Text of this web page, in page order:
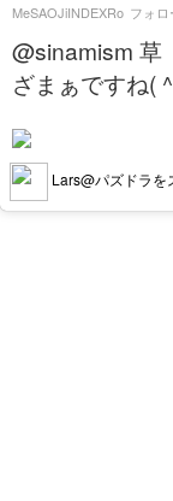
@sinamism 草
ざまぁですね(
Lars@パズドラを
MeSAOJiINDEXRo フォロ